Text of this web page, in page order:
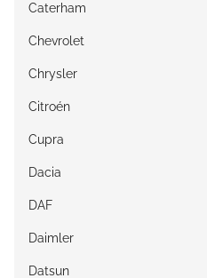
Caterham
Chevrolet
Chrysler
Citroén
Cupra
Dacia
DAF
Daimler
Datsun